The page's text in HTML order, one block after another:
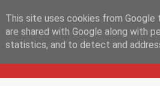
KATEHACKER
This site uses cookies from Google
are shared with Google along with
statistics, and to detect and